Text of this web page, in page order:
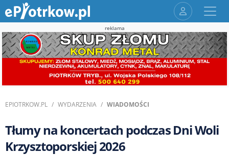
reklama
EPIOTRKOW.PL WYDARZENIA WIADOMOŚCI
Tłumy na koncertach podczas Dni Woli
Krzysztoporskiej 2026